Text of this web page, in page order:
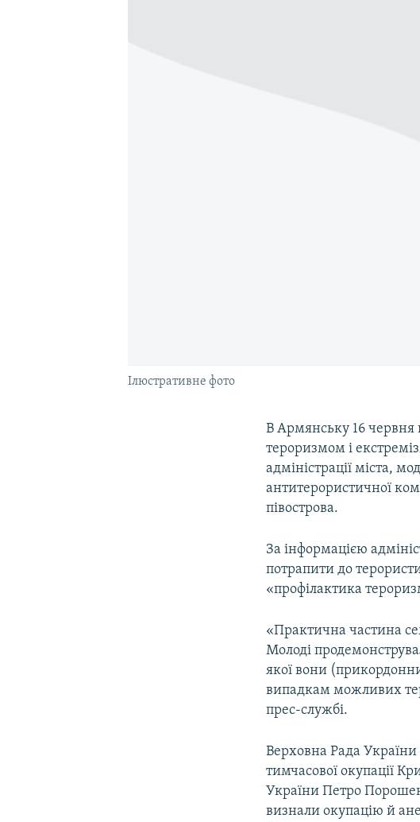
Ілюстративне фото
В Армянську 16 червня
тероризмом і
адміністрації міста,
антитерористичної
півострова.
За інформацією
потрапити до
«профілактика
«Практична частина
Молоді
якої вони
випадкам можливих
прес-службі.
Верховна Рада України
тимчасової окупації
України Петро
визнали окупацію й